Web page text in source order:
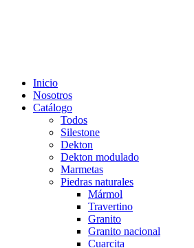
Inicio
Nosotros
Catálogo
Todos
Silestone
Dekton
Dekton modulado
Marmetas
Piedras naturales
Mármol
Travertino
Granito
Granito nacional
Cuarcita